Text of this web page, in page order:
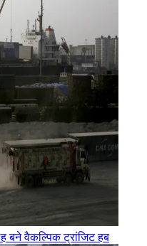
बने वैकल्पिक ट्रांजिट हब